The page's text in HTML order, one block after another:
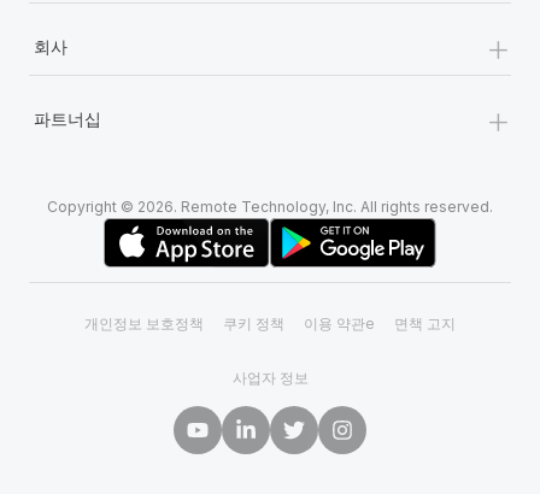
회사 +
파트너십 +
Copyright © 2026. Remote Technology, Inc. All rights reserved.
개인정보 보호정책 쿠키 정책 이용 약관e 면책 고지
사업자 정보